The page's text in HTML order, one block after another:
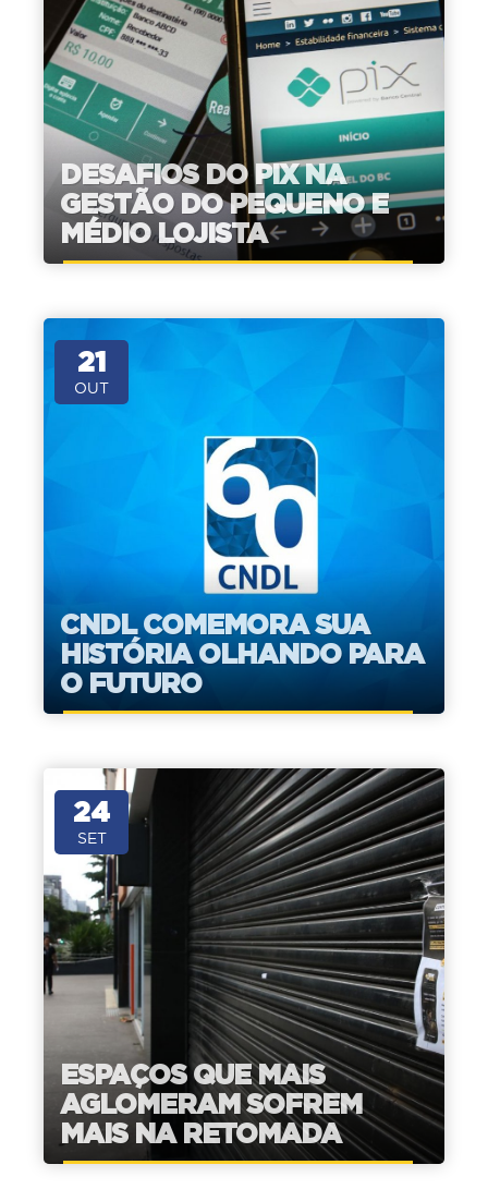
DESAFIOS DO PIX NA
GESTÃO DO PEQUENO E
MÉDIO LOJISTA
21
OUT
CNDL COMEMORA SUA
HISTÓRIA OLHANDO PARA
O FUTURO
24
SET
ESPAÇOS QUE MAIS
AGLOMERAM SOFREM
MAIS NA RETOMADA